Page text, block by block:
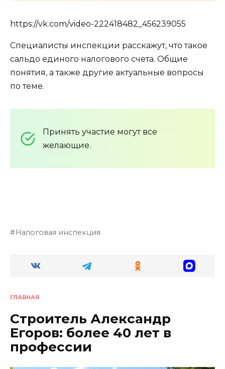
https://vk.com/video-222418482_456239055
Специалисты инспекции расскажут, что такое
сальдо единого налогового счета. Общие
понятия, а также другие актуальные вопросы
по теме.
Принять участие могут все
желающие.
Налоговая инспекция
ГЛАВНАЯ
Строитель Александр
Егоров: более 40 лет в
профессии